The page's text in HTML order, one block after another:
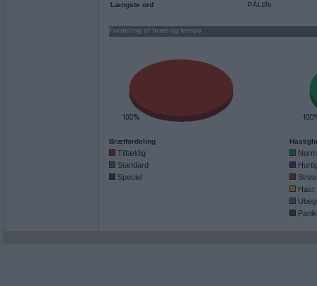
Længste ord
PÅLØb
Fordeling af bræt og tempo
Brætfordeling
Tilfældig
Standard
Speciel
Hast